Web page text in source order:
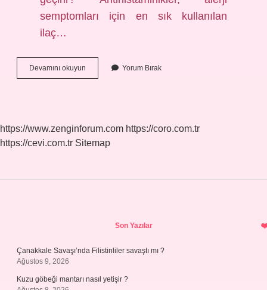
semptomları için en sık kullanılan
ilaç…
Devamını okuyun
Olan
Yorum Bırak
https://www.zenginforum.com https://coro.com.tr
https://cevi.com.tr Sitemap
Son Yazılar
Çanakkale Savaşı’nda Filistinliler savaştı mı ?
Ağustos 9, 2026
Kuzu göbeği mantarı nasıl yetişir ?